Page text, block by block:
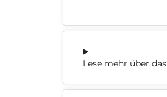
Lese mehr über